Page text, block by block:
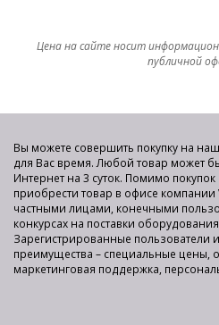
Цена на сайте носит
публичной
Вы можете совершить покупку на
для Вас время. Любой товар может
Интернет на 3 суток. Помимо
приобрести товар в офисе компании
частными лицами, конечными
конкурсах на поставки
Зарегистрированные
преимущества – специальные цены,
маркетинговая поддержка,